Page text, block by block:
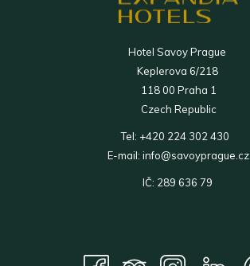
Hotel Savoy Prague
Keplerova 6/218
118 00 Praha 1
Czech Republic
Tel: +420 224 302 430
E-mail: info@savoyprague.cz
IČ: 289 636 79